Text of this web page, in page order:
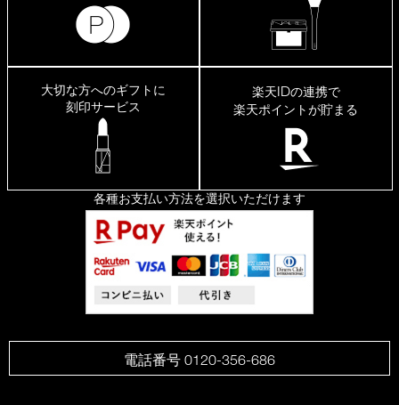
大切な方へのギフトに
刻印サービス
楽天IDの連携で
楽天ポイントが貯まる
各種お支払い方法を選択いただけます
電話番号 0120-356-686